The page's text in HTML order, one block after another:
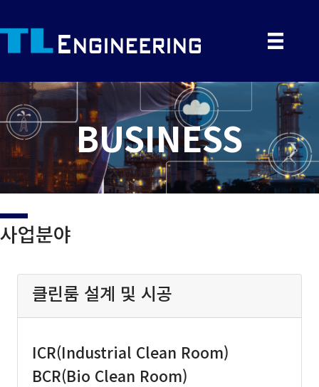
BUSINESS
사업분야
클린룸 설계 및 시공
ICR(Industrial Clean Room)
BCR(Bio Clean Room)